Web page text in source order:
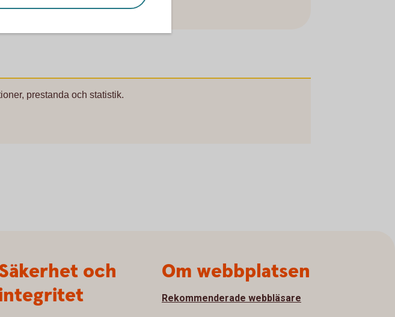
Blankett för utbetalning (pdf)
prestanda och statistik.
och
Om webbplatsen
Rekommenderade webbläsare